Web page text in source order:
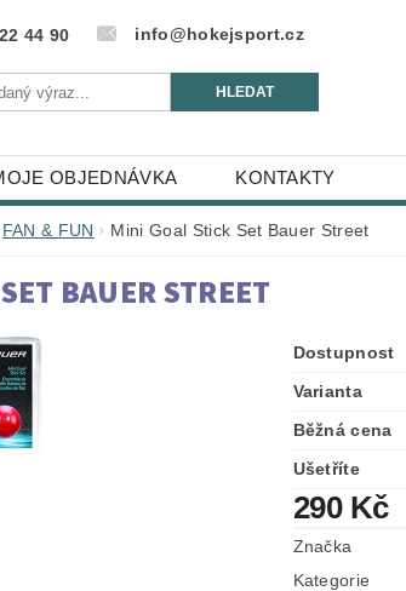
44 90 info@hokejsport.cz
OBJEDNÁVKA KONTAKTY
FAN & FUN Mini Goal Stick Set Bauer Street
BAUER STREET
Dostupnost
Varianta
Běžná cena
Ušetříte
290 Kč
Značka
Kategorie